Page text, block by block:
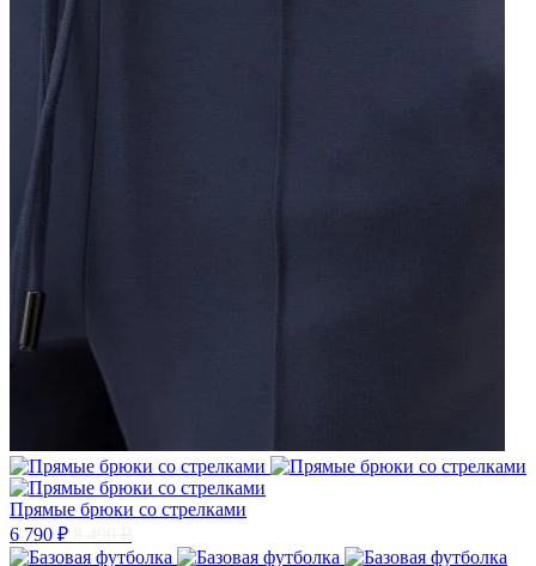
Прямые брюки со стрелками
6 790 ₽